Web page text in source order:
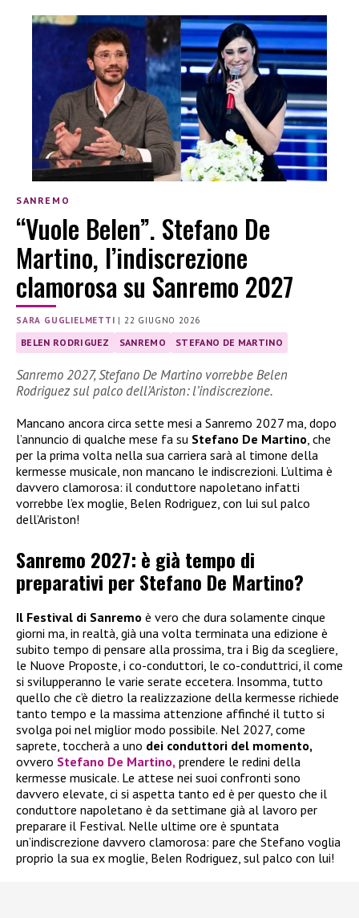
SANREMO
“Vuole Belen”. Stefano De
Martino, l’indiscrezione
clamorosa su Sanremo 2027
SARA GUGLIELMETTI |22 GIUGNO 2026
BELEN RODRIGUEZ SANREMO STEFANO DE MARTINO
Sanremo 2027, Stefano De Martino vorrebbe Belen
Rodriguez sul palco dell’Ariston: l’indiscrezione.
Mancano ancora circa sette mesi a Sanremo 2027 ma, dopo
l’annuncio di qualche mese fa su Stefano De Martino , che
per la prima volta nella sua carriera sarà al timone della
kermesse musicale, non mancano le indiscrezioni. L’ultima è
davvero clamorosa: il conduttore napoletano infatti
vorrebbe l’ex moglie, Belen Rodriguez, con lui sul palco
dell’Ariston!
Sanremo 2027: è già tempo di
preparativi per Stefano De Martino?
Il Festival di Sanremo è vero che dura solamente cinque
giorni ma, in realtà, già una volta terminata una edizione è
subito tempo di pensare alla prossima, tra i Big da scegliere,
le Nuove Proposte, i co-conduttori, le co-conduttrici, il come
si svilupperanno le varie serate eccetera. Insomma, tutto
quello che c’è dietro la realizzazione della kermesse richiede
tanto tempo e la massima attenzione affinché il tutto si
svolga poi nel miglior modo possibile. Nel 2027, come
saprete, toccherà a uno dei conduttori del momento,
ovvero Stefano De Martino, prendere le redini della
kermesse musicale. Le attese nei suoi confronti sono
davvero elevate, ci si aspetta tanto ed è per questo che il
conduttore napoletano è da settimane già al lavoro per
preparare il Festival. Nelle ultime ore è spuntata
un’indiscrezione davvero clamorosa: pare che Stefano voglia
proprio la sua ex moglie, Belen Rodriguez, sul palco con lui!